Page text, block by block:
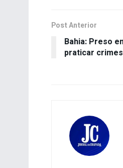
Post Anterior
Bahia: Preso
praticar